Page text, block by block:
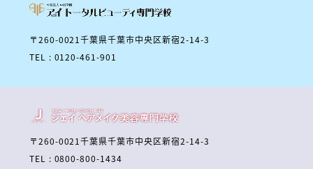
〒260-0021千葉県千葉市中央区新宿2-14-3
TEL : 0120-461-901
〒260-0021千葉県千葉市中央区新宿2-14-3
TEL : 0800-800-1434